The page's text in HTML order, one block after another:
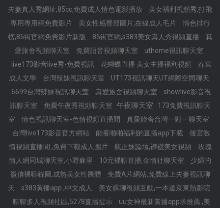
夫妻真人秀網址,85cc,免費成人情色電影播放
美女福利視頻秀,打飛
專用專用網免費影片
美女性感臀部圖片,在線成人毛片
情色排行
榜,85街官網免費影片新版
85街官網,s383美女真人秀視頻直播
真
愛旅舍視頻聊天室
免費語音視頻聊天室
uthome視訊聊天室
live173影音live秀-免費視訊
花蝴蝶直播 美女主播福利視頻
春宮
成人文學
台灣辣妹視訊聊天室
UT173視訊聊天UT網際空間聊天
6699台灣辣妹視訊聊天室
真愛旅舍視頻聊天室
showlive影音視
訊聊天室
免費午夜秀視頻聊天室 午夜聊天室
173免費視訊聊天
室
情色視訊聊天室-色情視頻直播間
真愛旅舍台灣一對一聊天室
台灣live173影音官方網站
能看啪啪福利的直播app下載
後宮激
情視頻直播間 ,免費下載成人圖片
瘋正妹論壇,褲襪美女視頻
玫瑰
情人網同城聊天室,小野麻里
10元裸聊直播,金情社聊天室
少婦的
微信裸聊錄圖,成熟美女性裸體
免費A片網站,免費線上夫妻視訊聊
天
s383黃播app ,中文成人
美女裸聊視頻互動,一本道京東熱影院
聊聊多人視頻社區,5278直播提示
uu女神最新黃播app求推薦 ,美